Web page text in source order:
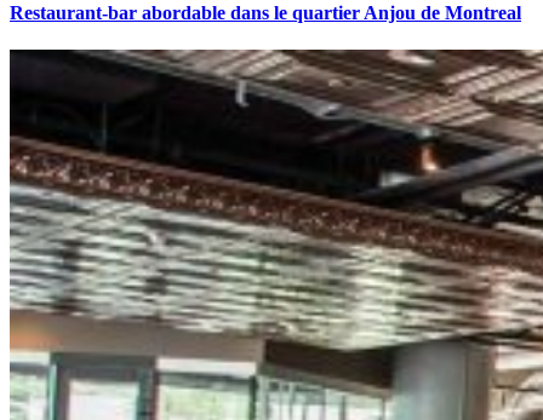
Restaurant-bar abordable dans le quartier Anjou de Montreal